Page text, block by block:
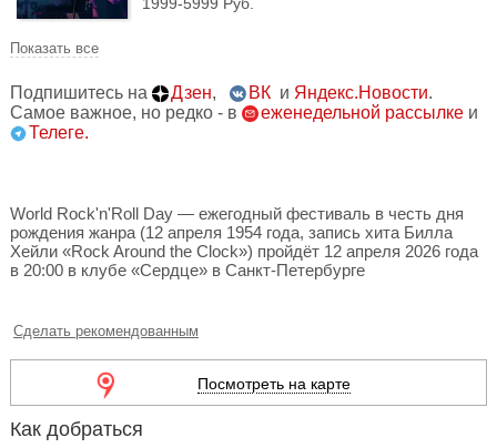
Показать все
Подпишитесь на Дзен, ВК и Яндекс.Новости.
Самое важное, но редко - в
еженедельной рассылке и
Телеге.
World Rock'n'Roll Day — ежегодный фестиваль в честь дня
рождения жанра (12 апреля 1954 года, запись хита Билла
Хейли «Rock Around the Clock») пройдёт 12 апреля 2026 года
в 20:00 в клубе «Сердце» в Санкт-Петербурге
Сделать рекомендованным
Посмотреть на карте
Как добраться